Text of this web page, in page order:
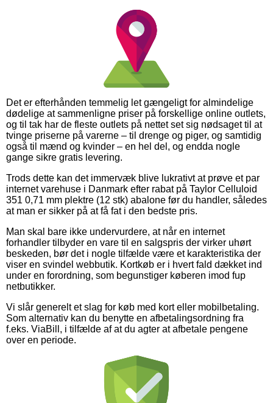
Det er efterhånden temmelig let gængeligt for almindelige
dødelige at sammenligne priser på forskellige online outlets,
og til tak har de fleste outlets på nettet set sig nødsaget til at
tvinge priserne på varerne – til drenge og piger, og samtidig
også til mænd og kvinder – en hel del, og endda nogle
gange sikre gratis levering.
Trods dette kan det immervæk blive lukrativt at prøve et par
internet varehuse i Danmark efter rabat på Taylor Celluloid
351 0,71 mm plektre (12 stk) abalone før du handler, således
at man er sikker på at få fat i den bedste pris.
Man skal bare ikke undervurdere, at når en internet
forhandler tilbyder en vare til en salgspris der virker uhørt
beskeden, bør det i nogle tilfælde være et karakteristika der
viser en svindel webbutik. Kortkøb er i hvert fald dækket ind
under en forordning, som begunstiger køberen imod fup
netbutikker.
Vi slår generelt et slag for køb med kort eller mobilbetaling.
Som alternativ kan du benytte en afbetalingsordning fra
f.eks. ViaBill, i tilfælde af at du agter at afbetale pengene
over en periode.